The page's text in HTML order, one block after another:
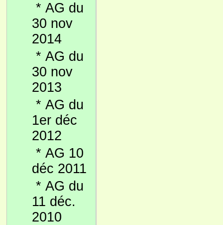
* AG du
30 nov
2014
* AG du
30 nov
2013
* AG du
1er déc
2012
* AG 10
déc 2011
* AG du
11 déc.
2010